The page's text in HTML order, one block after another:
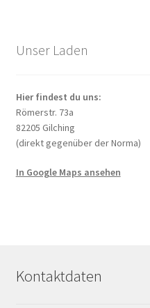
Unser Laden
Hier findest du uns:
Römerstr. 73a
82205 Gilching
(direkt gegenüber der Norma)
In Google Maps ansehen
Kontaktdaten